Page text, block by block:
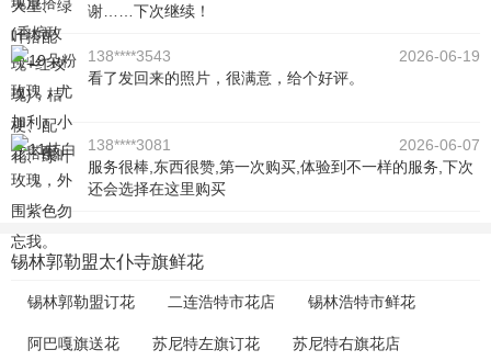
谢……下次继续！
138****3543
2026-06-19
看了发回来的照片，很满意，给个好评。
138****3081
2026-06-07
服务很棒,东西很赞,第一次购买,体验到不一样的服务,下次
还会选择在这里购买
锡林郭勒盟太仆寺旗鲜花
锡林郭勒盟订花 二连浩特市花店 锡林浩特市鲜花
阿巴嘎旗送花 苏尼特左旗订花 苏尼特右旗花店